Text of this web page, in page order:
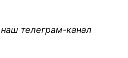
телеграм-канал